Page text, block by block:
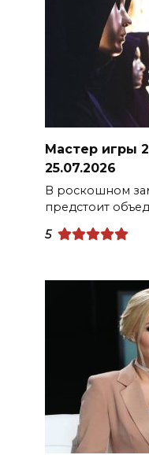
Мастер игры
25.07.2026
В роскошном
предстоит
5